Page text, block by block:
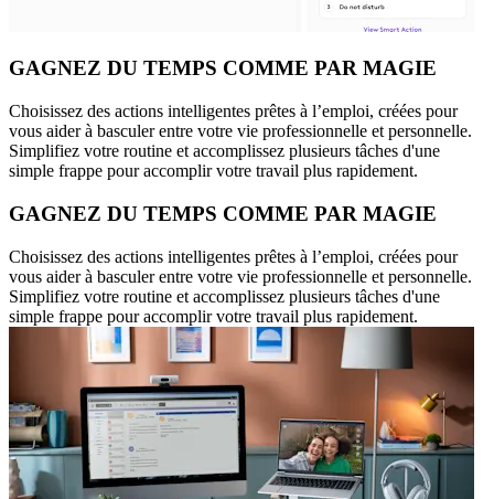
GAGNEZ DU TEMPS COMME PAR MAGIE
Choisissez des actions intelligentes prêtes à l’emploi, créées pour
vous aider à basculer entre votre vie professionnelle et personnelle.
Simplifiez votre routine et accomplissez plusieurs tâches d'une
simple frappe pour accomplir votre travail plus rapidement.
GAGNEZ DU TEMPS COMME PAR MAGIE
Choisissez des actions intelligentes prêtes à l’emploi, créées pour
vous aider à basculer entre votre vie professionnelle et personnelle.
Simplifiez votre routine et accomplissez plusieurs tâches d'une
simple frappe pour accomplir votre travail plus rapidement.